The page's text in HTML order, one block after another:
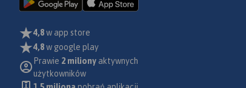
4,8w app store
4,8w google play
Prawie 2 miliony aktywnych
użytkowników